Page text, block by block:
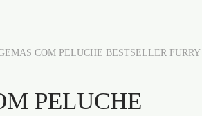
COM PELUCHE BESTSELLER FURRY
PELUCHE